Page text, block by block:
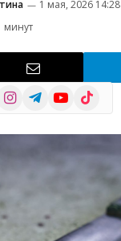
1 мая, 2026 14:28
минут
InstagramTelegramYouTube
TikTok